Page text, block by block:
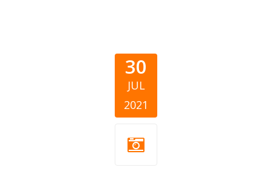
30
JUL
2021